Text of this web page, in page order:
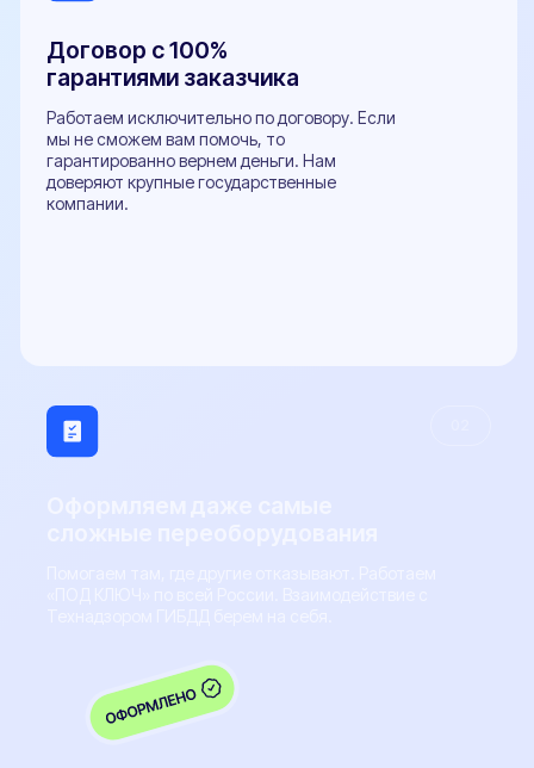
Популярные услуги
Телефон
Отзывов Вконтакте
800+
E-mail